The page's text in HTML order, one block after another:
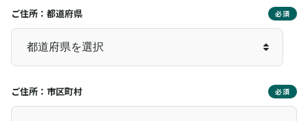
ご住所：都道府県 必須
ご住所：市区町村 必須